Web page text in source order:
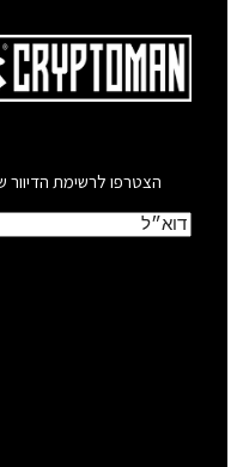
הצטרפו לרשימת הדיוור